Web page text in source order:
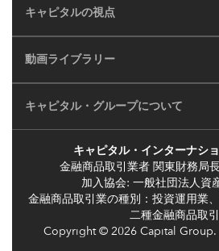
キャピタルの視点
動画ライブラリー
キャピタル・グループについて
キャピタル・インターナシ
金融商品取引業者 関東財務局
加入協会: 一般社団法人資
金融商品取引業の種別：投資運用業
二種金融商品取
Copyright © 2026 Capital Group.